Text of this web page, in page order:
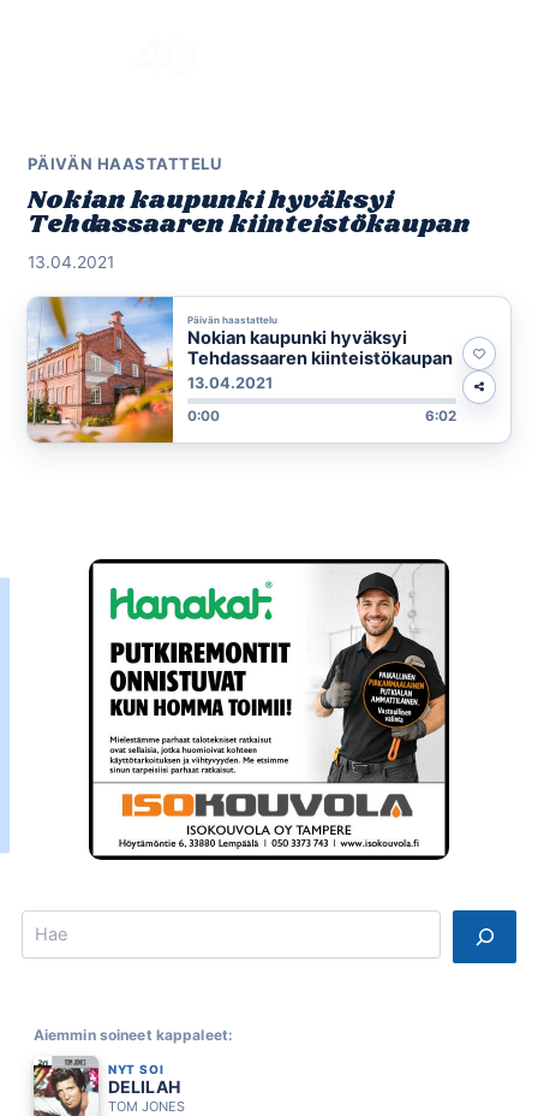
PÄIVÄN HAASTATTELU
Nokian kaupunki hyväksyi
Tehdassaaren kiinteistökaupan
13.04.2021
Päivän haastattelu
Nokian kaupunki hyväksyi
Tehdassaaren kiinteistökaupan
13.04.2021
0:00 6:02
Search
Aiemmin soineet kappaleet:
NYT SOI
DELILAH
TOM JONES